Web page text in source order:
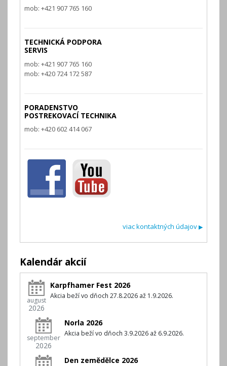
mob: +421 907 765 160
TECHNICKÁ PODPORA
SERVIS
mob: +421 907 765 160
mob: +420 724 172 587
PORADENSTVO
POSTREKOVACÍ TECHNIKA
mob: +420 602 414 067
viac kontaktných údajov ▶
Kalendár akcií
august
2026
Karpfhamer Fest 2026
Akcia beží vo dňoch 27.8.2026 až 1.9.2026.
september
2026
Norla 2026
Akcia beží vo dňoch 3.9.2026 až 6.9.2026.
Den zemědělce 2026